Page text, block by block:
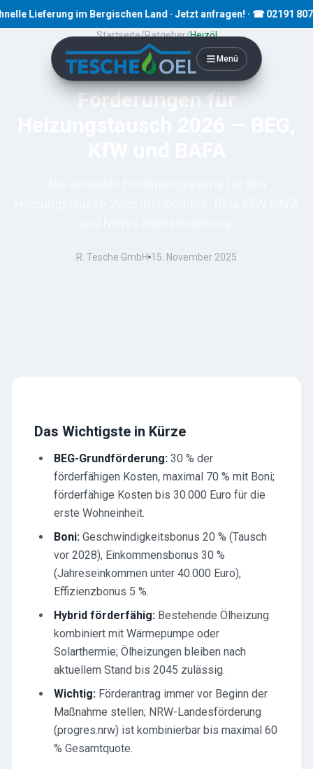
im Bergischen Land · Jetzt anfragen! · ☎ 02191 80793
Menü
Startseite/Ratgeber/Heizöl
10Min. Lesezeit
Förderungen für
R. Tesche GmbH 15. November 2025
Das Wichtigste in Kürze
BEG-Grundförderung: 30 % der
förderfähigen Kosten, maximal 70 % mit Boni;
förderfähige Kosten bis 30.000 Euro für die
erste Wohneinheit.
Boni: Geschwindigkeitsbonus 20 % (Tausch
vor 2028), Einkommensbonus 30 %
(Jahreseinkommen unter 40.000 Euro),
Effizienzbonus 5 %.
Hybrid förderfähig: Bestehende Ölheizung
kombiniert mit Wärmepumpe oder
Solarthermie; Ölheizungen bleiben nach
aktuellem Stand bis 2045 zulässig.
Wichtig: Förderantrag immer vor Beginn der
Maßnahme stellen; NRW-Landesförderung
(progres.nrw) ist kombinierbar bis maximal 60
% Gesamtquote.